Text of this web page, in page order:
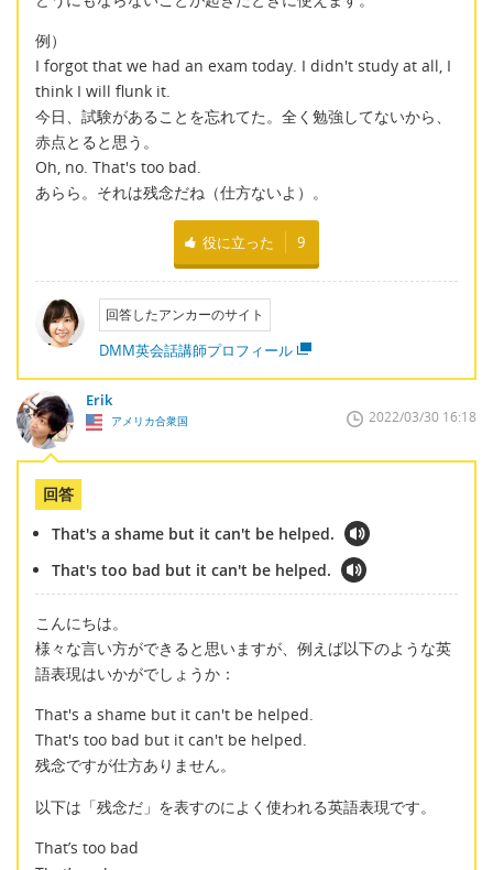
例）
I forgot that we had an exam today. I didn't study at all, I
think I will flunk it.
今日、試験があることを忘れてた。全く勉強してないから、
赤点とると思う。
Oh, no. That's too bad.
あらら。それは残念だね（仕方ないよ）。
役に立った 9
回答したアンカーのサイト
DMM英会話講師プロフィール
Erik
アメリカ合衆国 2022/03/30 16:18
回答
That's a shame but it can't be helped.
That's too bad but it can't be helped.
こんにちは。
様々な言い方ができると思いますが、例えば以下のような英
語表現はいかがでしょうか：
That's a shame but it can't be helped.
That's too bad but it can't be helped.
残念ですが仕方ありません。
以下は「残念だ」を表すのによく使われる英語表現です。
That’s too bad